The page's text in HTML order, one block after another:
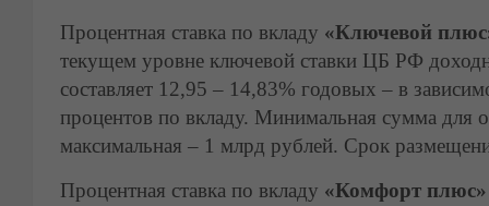
Процентная ставка по вкладу «Ключевой
текущем уровне ключевой ставки ЦБ РФ
составляет 12,95 – 14,83% годовых – в
процентов по вкладу. Минимальная сумма для
максимальная – 1 млрд рублей. Срок
Процентная ставка по вкладу «Комфорт